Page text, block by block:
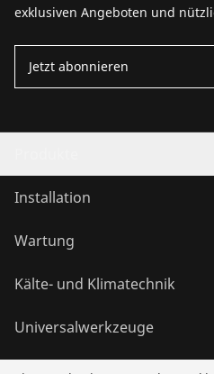
exklusiven Angeboten und
Jetzt abonnieren
Installation
Wartung
Kälte- und Klimatechnik
Universalwerkzeuge